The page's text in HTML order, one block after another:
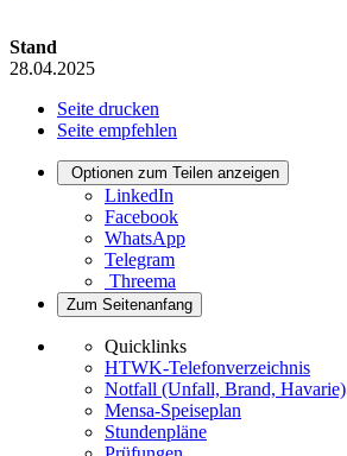
Stand
28.04.2025
Seite drucken
Seite empfehlen
Optionen zum Teilen anzeigen
LinkedIn
Facebook
WhatsApp
Telegram
Threema
Zum Seitenanfang
Quicklinks
HTWK-Telefonverzeichnis
Notfall (Unfall, Brand, Havarie)
Mensa-Speiseplan
Stundenpläne